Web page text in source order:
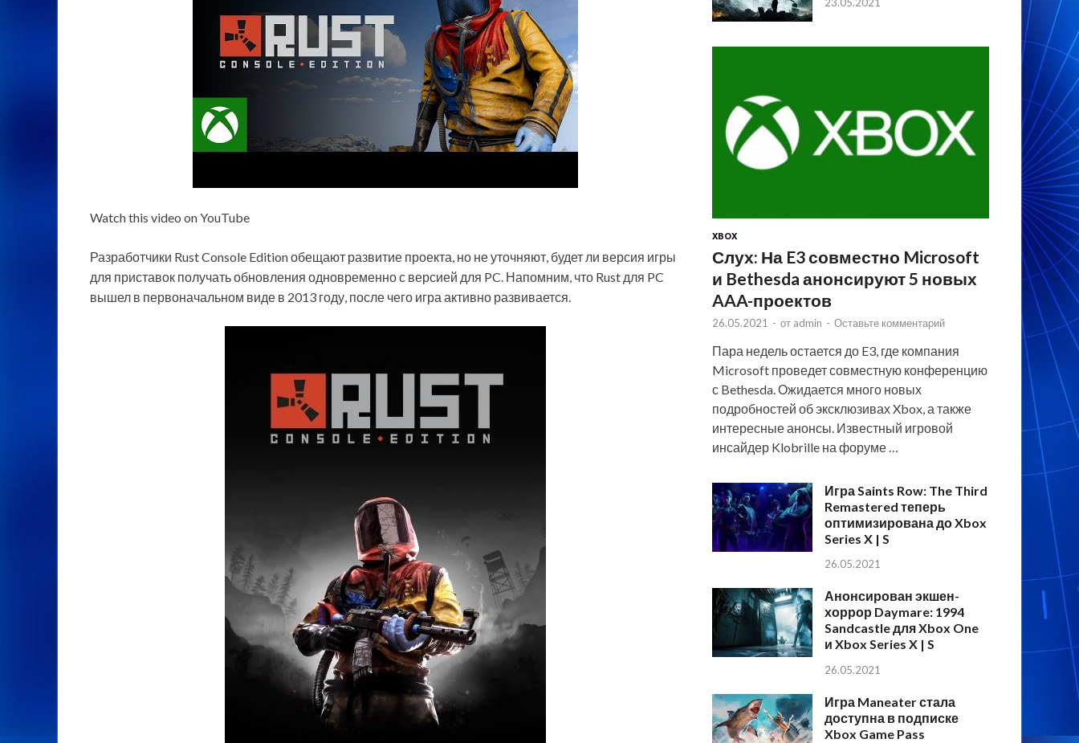
Watch this video on YouTube
Разработчики Rust Console Edition обещают развитие проекта, но не уточняют, будет ли версия игры
для приставок получать обновления одновременно с версией для PC. Напомним, что Rust для PC
вышел в первоначальном виде в 2013 году, после чего игра активно развивается.
XBOX
Слух: На E3 совместно Microsoft
и Bethesda анонсируют 5 новых
AAA-проектов
26.05.2021 - от admin - Оставьте комментарий
Пара недель остается до E3, где компания
Microsoft проведет совместную конференцию
с Bethesda. Ожидается много новых
подробностей об эксклюзивах Xbox, а также
интересные анонсы. Известный игровой
инсайдер Klobrille на форуме …
Игра Saints Row: The Third
Remastered теперь
оптимизирована до Xbox
Series X | S
26.05.2021
Анонсирован экшен-
хоррор Daymare: 1994
Sandcastle для Xbox One
и Xbox Series X | S
26.05.2021
Игра Maneater стала
доступна в подписке
Xbox Game Pass